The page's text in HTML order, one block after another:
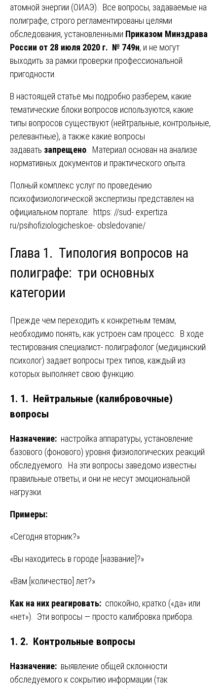
атомной энергии (ОИАЭ). Все вопросы, задаваемые на
полиграфе, строго регламентированы целями
обследования, установленными Приказом Минздрава
России от 28 июля 2020 г. № 749н, и не могут
выходить за рамки проверки профессиональной
пригодности.
В настоящей статье мы подробно разберем, какие
тематические блоки вопросов используются, какие
типы вопросов существуют (нейтральные, контрольные,
релевантные), а также какие вопросы
задавать запрещено. Материал основан на анализе
нормативных документов и практического опыта.
Полный комплекс услуг по проведению
психофизиологической экспертизы представлен на
официальном портале: https: //sud- expertiza.
ru/psihofiziologicheskoe- obsledovanie/
Глава 1. Типология вопросов на
полиграфе: три основных
категории
Прежде чем переходить к конкретным темам,
необходимо понять, как устроен сам процесс. В ходе
тестирования специалист- полиграфолог (медицинский
психолог) задает вопросы трех типов, каждый из
которых выполняет свою функцию.
1. 1. Нейтральные (калибровочные)
вопросы
Назначение: настройка аппаратуры, установление
базового (фонового) уровня физиологических реакций
обследуемого. На эти вопросы заведомо известны
правильные ответы, и они не несут эмоциональной
нагрузки.
Примеры:
«Сегодня вторник?»
«Вы находитесь в городе [название]?»
«Вам [количество] лет?»
Как на них реагировать: спокойно, кратко («да» или
«нет»). Эти вопросы — просто калибровка прибора.
1. 2. Контрольные вопросы
Назначение: выявление общей склонности
обследуемого к сокрытию информации (так